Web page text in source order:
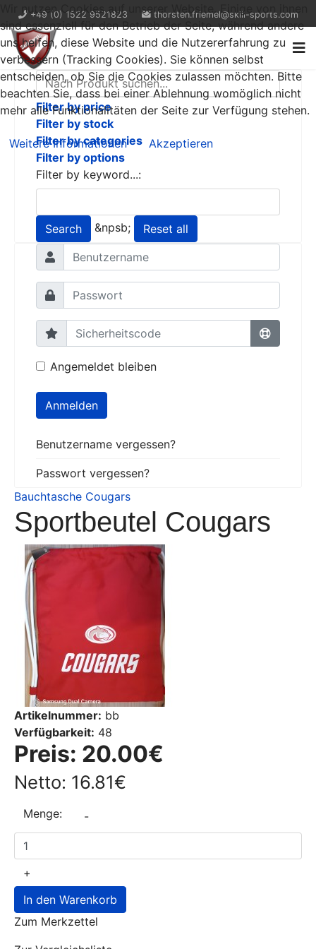
+49 (0) 1522 9521823 thorsten.friemel@skill-sports.com
Filter by price
Filter by stock
Filter by categories
Filter by options
Filter by keyword...:
Search &npsb; Reset all
Angemeldet bleiben
Anmelden
Benutzername vergessen?
Passwort vergessen?
Bauchtasche Cougars
Sportbeutel Cougars
Artikelnummer: bb
Verfügbarkeit: 48
Preis: 20.00€
Netto: 16.81€
Menge: -
+
In den Warenkorb
Zum Merkzettel
Wir nutzen Cookies auf unserer Website. Einige von ihnen
sind essenziell für den Betrieb der Seite, während andere
uns helfen, diese Website und die Nutzererfahrung zu
verbessern (Tracking Cookies). Sie können selbst
entscheiden, ob Sie die Cookies zulassen möchten. Bitte
beachten Sie, dass bei einer Ablehnung womöglich nicht
mehr alle Funktionalitäten der Seite zur Verfügung stehen.
Weitere Informationen Akzeptieren